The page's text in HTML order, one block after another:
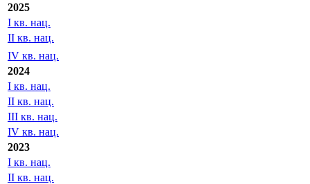
2025
I кв. нац.
II кв. нац.
IV кв. нац.
2024
I кв. нац.
II кв. нац.
III кв. нац.
IV кв. нац.
2023
I кв. нац.
II кв. нац.